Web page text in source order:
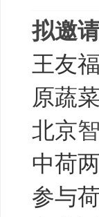
拟邀
王友福
原蔬
北京
中荷
参与